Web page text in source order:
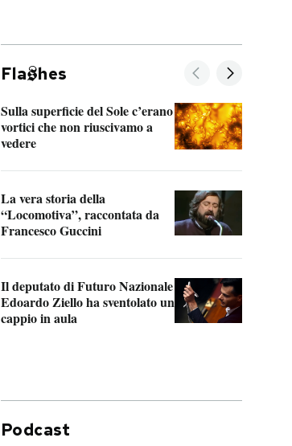
Fla hes
Sulla superficie del Sole c’erano
vortici che non riuscivamo a
vedere
La vera storia della
“Locomotiva”, raccontata da
Francesco Guccini
Il deputato di Futuro Nazionale
Edoardo Ziello ha sventolato un
cappio in aula
Podcast